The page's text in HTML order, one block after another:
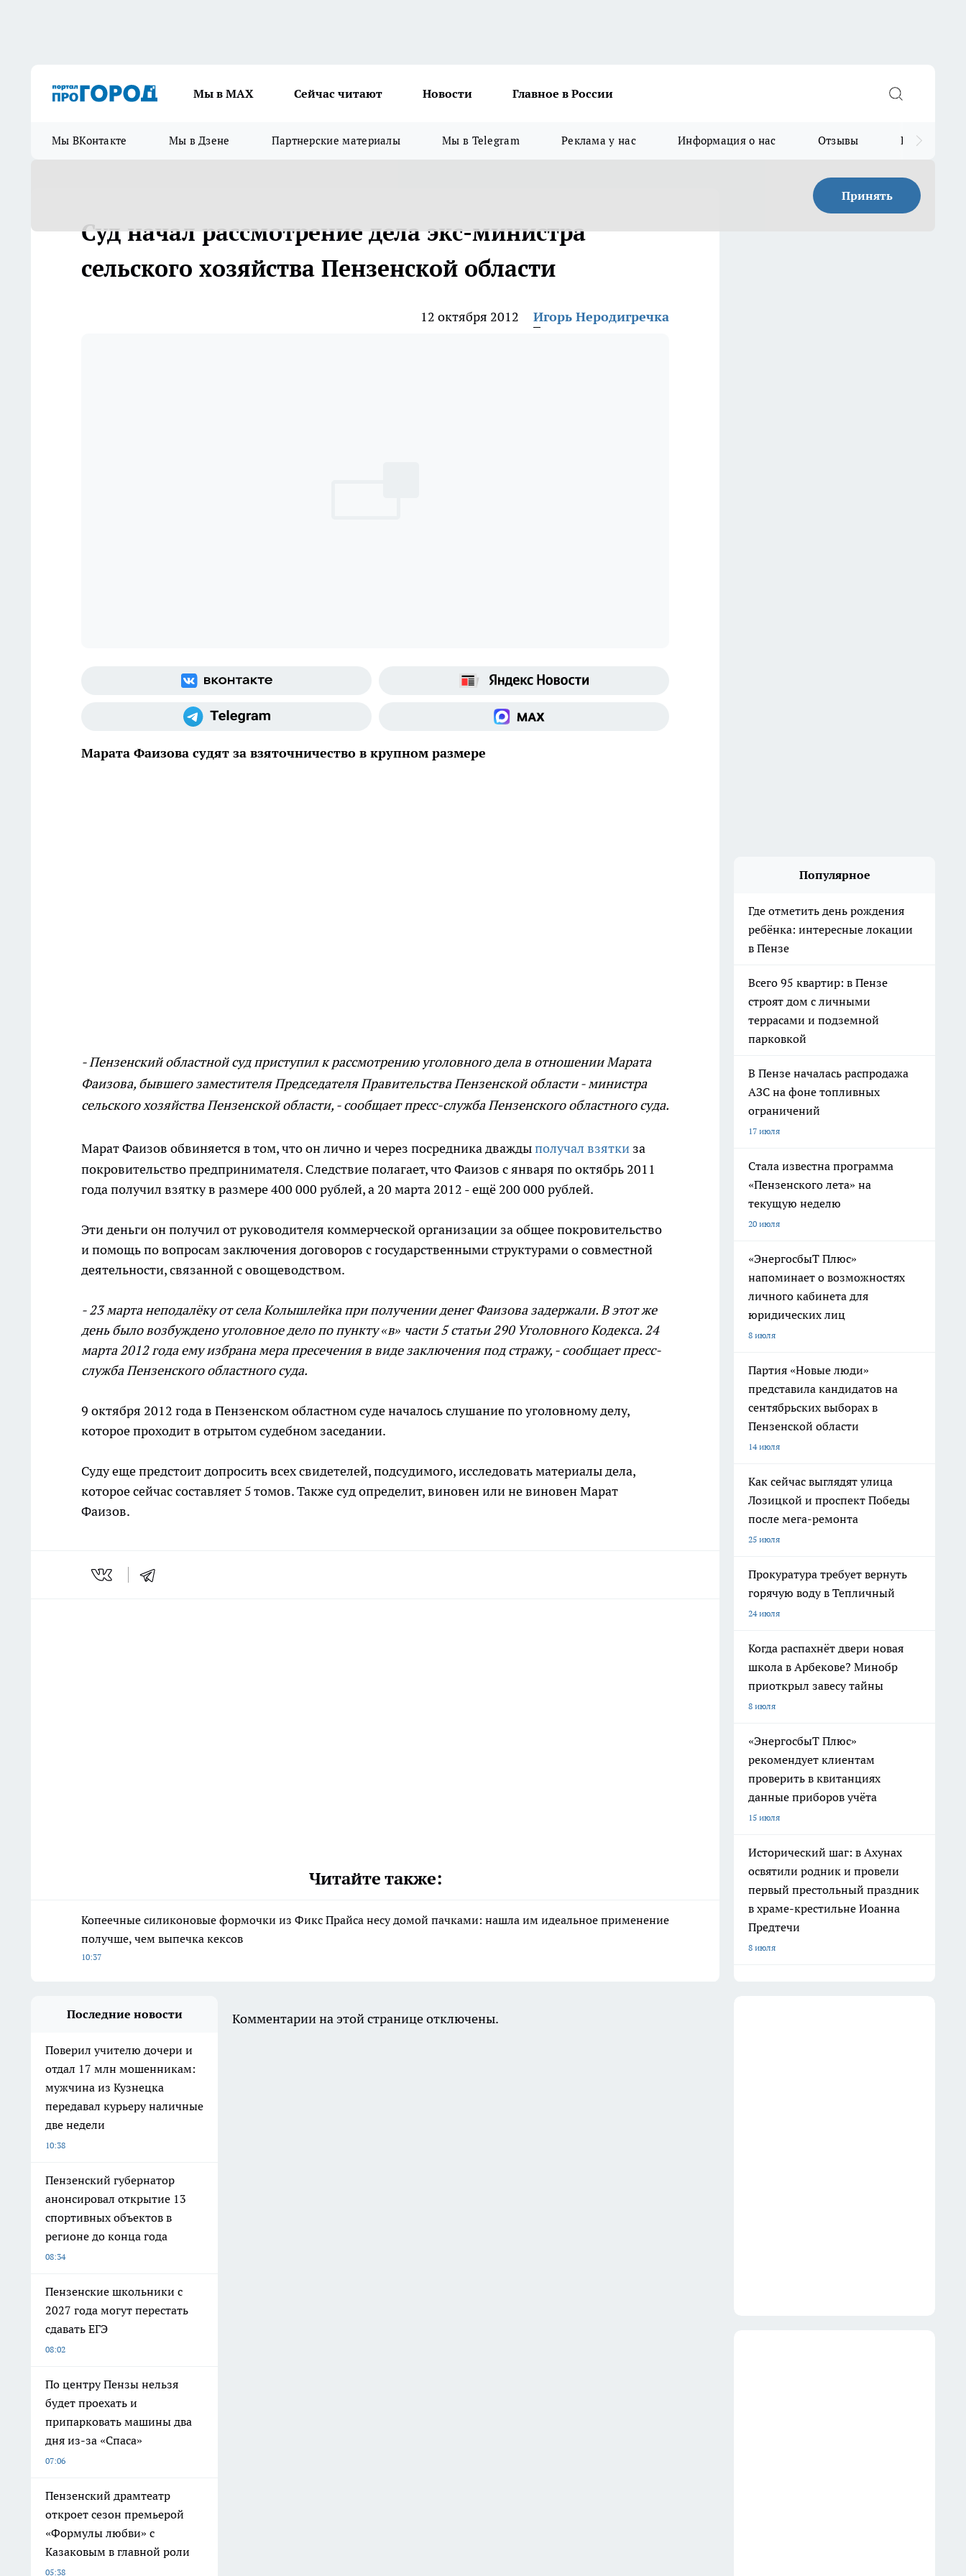
Мы в МАХ Сейчас читают Новости Главное в России
Мы ВКонтакте Мы в Дзене Партнерские материалы Мы в Telegram Реклама у нас Информация о нас Отзывы Прайс для
Принять
Суд начал рассмотрение дела экс-министра
сельского хозяйства Пензенской области
12 октября 2012 Игорь Неродигречка
Марата Фаизова судят за взяточничество в крупном размере
- Пензенский областной суд приступил к рассмотрению уголовного дела в отношении Марата
Фаизова, бывшего заместителя Председателя Правительства Пензенской области - министра
сельского хозяйства Пензенской области, - сообщает пресс-служба Пензенского областного суда.
Марат Фаизов обвиняется в том, что он лично и через посредника дваждыполучал взятки за
покровительство предпринимателя. Следствие полагает, что Фаизов с января по октябрь 2011
года получил взятку в размере 400 000 рублей, а 20 марта 2012 - ещё 200 000 рублей.
Эти деньги он получил от руководителя коммерческой организации за общее покровительство
и помощь по вопросам заключения договоров с государственными структурами о совместной
деятельности, связанной с овощеводством.
- 23 марта неподалёку от села Колышлейка при получении денег Фаизова задержали. В этот же
день было возбуждено уголовное дело по пункту «в» части 5 статьи 290 Уголовного Кодекса. 24
марта 2012 года ему избрана мера пресечения в виде заключения под стражу, - сообщает пресс-
служба Пензенского областного суда.
9 октября 2012 года в Пензенском областном суде началось слушание по уголовному делу,
которое проходит в отрытом судебном заседании.
Суду еще предстоит допросить всех свидетелей, подсудимого, исследовать материалы дела,
которое сейчас составляет 5 томов. Также суд определит, виновен или не виновен Марат
Фаизов.
Читайте также:
Копеечные силиконовые формочки из Фикс Прайса несу домой пачками: нашла им идеальное применение
получше, чем выпечка кексов
10:37
Популярное
Где отметить день рождения
ребёнка: интересные локации
в Пензе
Всего 95 квартир: в Пензе
строят дом с личными
террасами и подземной
парковкой
В Пензе началась распродажа
АЗС на фоне топливных
ограничений
17 июля
Стала известна программа
«Пензенского лета» на
текущую неделю
20 июля
«ЭнергосбыТ Плюс»
напоминает о возможностях
личного кабинета для
юридических лиц
8 июля
Партия «Новые люди»
представила кандидатов на
сентябрьских выборах в
Пензенской области
14 июля
Как сейчас выглядят улица
Лозицкой и проспект Победы
после мега-ремонта
25 июля
Прокуратура требует вернуть
горячую воду в Тепличный
24 июля
Когда распахнёт двери новая
школа в Арбекове? Минобр
приоткрыл завесу тайны
8 июля
«ЭнергосбыТ Плюс»
рекомендует клиентам
проверить в квитанциях
данные приборов учёта
15 июля
Исторический шаг: в Ахунах
освятили родник и провели
первый престольный праздник
в храме-крестильне Иоанна
Предтечи
8 июля
Последние новости
Поверил учителю дочери и
отдал 17 млн мошенникам:
мужчина из Кузнецка
передавал курьеру наличные
две недели
10:38
Пензенский губернатор
анонсировал открытие 13
спортивных объектов в
регионе до конца года
08:34
Пензенские школьники с
2027 года могут перестать
сдавать ЕГЭ
08:02
По центру Пензы нельзя
будет проехать и
припарковать машины два
дня из-за «Спаса»
07:06
Пензенский драмтеатр
откроет сезон премьерой
«Формулы любви» с
Казаковым в главной роли
05:38
Комментарии на этой странице отключены.